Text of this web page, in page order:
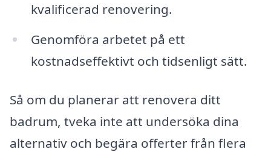
kvalificerad renovering.
Genomföra arbetet på ett
kostnadseffektivt och tidsenligt sätt.
Så om du planerar att renovera ditt
badrum, tveka inte att undersöka dina
alternativ och begära offerter från flera